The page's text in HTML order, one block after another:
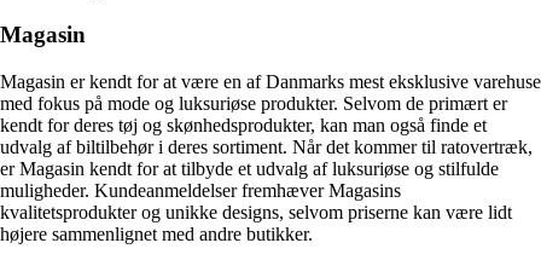
Magasin
Magasin er kendt for at være en af Danmarks mest eksklusive varehuse
med fokus på mode og luksuriøse produkter. Selvom de primært er
kendt for deres tøj og skønhedsprodukter, kan man også finde et
udvalg af biltilbehør i deres sortiment. Når det kommer til ratovertræk,
er Magasin kendt for at tilbyde et udvalg af luksuriøse og stilfulde
muligheder. Kundeanmeldelser fremhæver Magasins
kvalitetsprodukter og unikke designs, selvom priserne kan være lidt
højere sammenlignet med andre butikker.